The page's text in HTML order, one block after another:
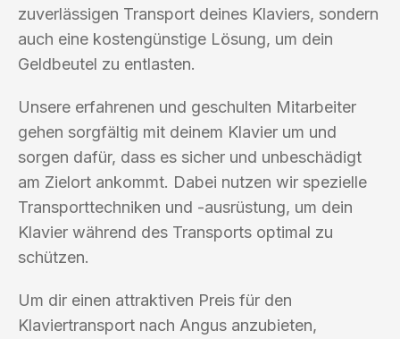
zuverlässigen Transport deines Klaviers, sondern
auch eine kostengünstige Lösung, um dein
Geldbeutel zu entlasten.
Unsere erfahrenen und geschulten Mitarbeiter
gehen sorgfältig mit deinem Klavier um und
sorgen dafür, dass es sicher und unbeschädigt
am Zielort ankommt. Dabei nutzen wir spezielle
Transporttechniken und -ausrüstung, um dein
Klavier während des Transports optimal zu
schützen.
Um dir einen attraktiven Preis für den
Klaviertransport nach Angus anzubieten,